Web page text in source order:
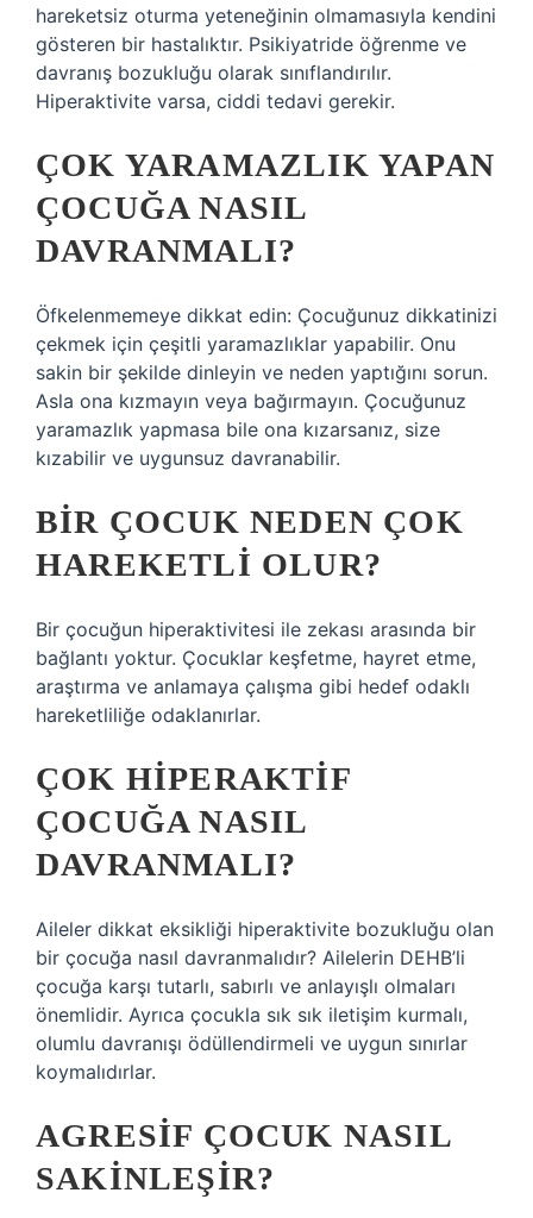
hareketsiz oturma yeteneğinin olmamasıyla kendini
gösteren bir hastalıktır. Psikiyatride öğrenme ve
davranış bozukluğu olarak sınıflandırılır.
Hiperaktivite varsa, ciddi tedavi gerekir.
ÇOK YARAMAZLIK YAPAN
ÇOCUĞA NASIL
DAVRANMALI?
Öfkelenmemeye dikkat edin: Çocuğunuz dikkatinizi
çekmek için çeşitli yaramazlıklar yapabilir. Onu
sakin bir şekilde dinleyin ve neden yaptığını sorun.
Asla ona kızmayın veya bağırmayın. Çocuğunuz
yaramazlık yapmasa bile ona kızarsanız, size
kızabilir ve uygunsuz davranabilir.
BIR ÇOCUK NEDEN ÇOK
HAREKETLI OLUR?
Bir çocuğun hiperaktivitesi ile zekası arasında bir
bağlantı yoktur. Çocuklar keşfetme, hayret etme,
araştırma ve anlamaya çalışma gibi hedef odaklı
hareketliliğe odaklanırlar.
ÇOK HIPERAKTIF
ÇOCUĞA NASIL
DAVRANMALI?
Aileler dikkat eksikliği hiperaktivite bozukluğu olan
bir çocuğa nasıl davranmalıdır? Ailelerin DEHB’li
çocuğa karşı tutarlı, sabırlı ve anlayışlı olmaları
önemlidir. Ayrıca çocukla sık sık iletişim kurmalı,
olumlu davranışı ödüllendirmeli ve uygun sınırlar
koymalıdırlar.
AGRESIF ÇOCUK NASIL
SAKINLEŞIR?